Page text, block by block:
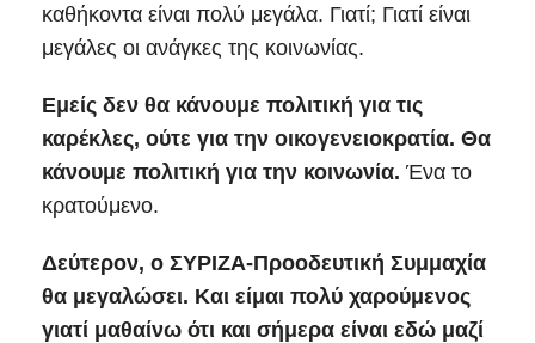
καθήκοντα είναι πολύ μεγάλα. Γιατί; Γιατί είναι
μεγάλες οι ανάγκες της κοινωνίας.
Εμείς δεν θα κάνουμε πολιτική για τις
καρέκλες, ούτε για την οικογενειοκρατία. Θα
κάνουμε πολιτική για την κοινωνία. Ένα το
κρατούμενο.
Δεύτερον, ο ΣΥΡΙΖΑ-Προοδευτική Συμμαχία
θα μεγαλώσει. Και είμαι πολύ χαρούμενος
γιατί μαθαίνω ότι και σήμερα είναι εδώ μαζί